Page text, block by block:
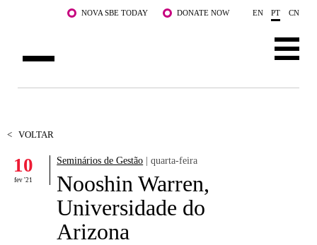
Saltar para o conteúdo principalNOVA SBE TODAY DONATE NOW EN PT CN
DOCENTES E INVESTIGAÇÃO
COMUNIDADE
LIFE AT NOVA SBE
< VOLTAR
10
fev '21
Seminários de Gestão | quarta-feira
Nooshin Warren,
Universidade do
Arizona